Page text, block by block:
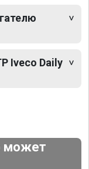
Iveco Daily
может